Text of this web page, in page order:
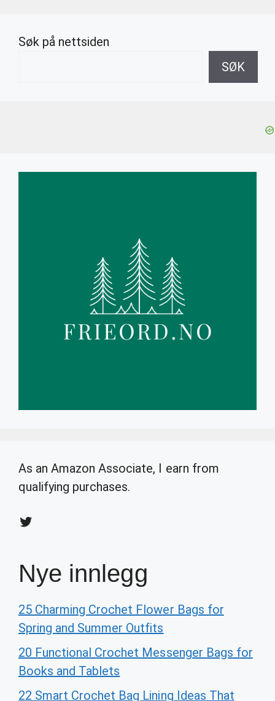
Søk på nettsiden
SØK
As an Amazon Associate, I earn from
qualifying purchases.
Twitter
Nye innlegg
25 Charming Crochet Flower Bags for
Spring and Summer Outfits
20 Functional Crochet Messenger Bags for
Books and Tablets
22 Smart Crochet Bag Lining Ideas That